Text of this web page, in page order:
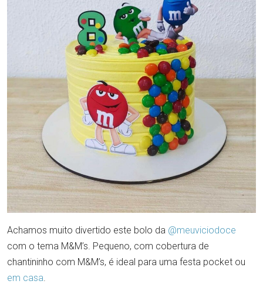
Achamos muito divertido este bolo da @meuviciodoce
com o tema M&M’s. Pequeno, com cobertura de
chantininho com M&M’s, é ideal para uma festa pocket ou
em casa.